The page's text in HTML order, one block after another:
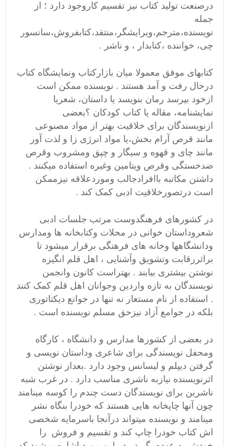
درصنعت تولید کتاب نیز تقسیم کاروجود دارد ؛ از
جمله
نویسنده،مترجم،ویرایشگر،منتقد،کتابفروش،سانسور
چی، خواننده ،کتابدار ، و ناشر .
کتابهای موفق معمولا میان بازارکتاب ونمایشگاه کتاب
درحال رفت و آمد هستند . نویسنده ممکن است
ازخود بپرسد رمان بنویسد یا داستان، شعریا
نمایشنامه، مقاله یا کتاب کودکان ؟بعضی
ازنویسندگان برای خلاقیت بهتر از مواد مصنوعی
مانند قرص آرام بخش،یا مواد انرژی زا و لذت آور
مانند چای و قهوه و سیگار و چپق ومشروب وقرص
ضدخستگی وقرص ویتامین وغیره استفاده میکنند .
داشتن مکاتبه باافرادجالب وموردعلاقه نیزممکن
است درتصورخلاقیت ادبی کمک کند .
در کشورهای فرهنگدوست مرتب جلسات ادبی
شعروداستان خوانی در محلات وکتابخانه ها ومدارس
ودانشگاهها وخانه های فرهنگی برقرار میشود تا
براثررقابت وتشویق وآشنایی ، اهل قلم انگیزه
نوشتن بیشتری بیابند . بهتراست کانون وانجمن
نویسندگان به تازه واردین وجوانان اهل قلم کمک کنند
. استفاده از نام مستعار نه تنها در جوانع دیکتاتوری
بلکه در جوامع آزاد نیزحق مسلم نویسنده است .
در بعضی از کشورها مدارس و دانشگاه ، کارگاه
ومحفل نویسندگی برای شاعری وداستان نویسی و
گرفتن دیپلم و لیسانس وجود دارد .بعداز نوشتن
اثرنویسنده نیازبه ناشری مناسب دارد . در غرب شبه
ناشرین برای نویسندگان دست چندم را کوسه مینامند
چون آنها چاپخانه هایی هستند که خودرا بنگاه نشر
مینامند و نویسنده میتواند درآنجا باسرمایه شخصی
اش کتاب خودرا چاپ کند و تقسیم و فروش را